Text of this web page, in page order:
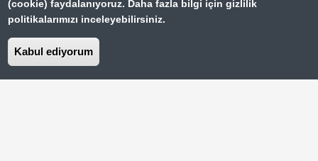
Footer
Top
Menu
Türkiye'de Gezilecek 20 Yer
Paris Gezi Rehberi
(cookie) faydalanıyoruz. Daha fazla bilgi için gizlilik
politikalarımızı inceleyebilirsiniz.
Kabul ediyorum